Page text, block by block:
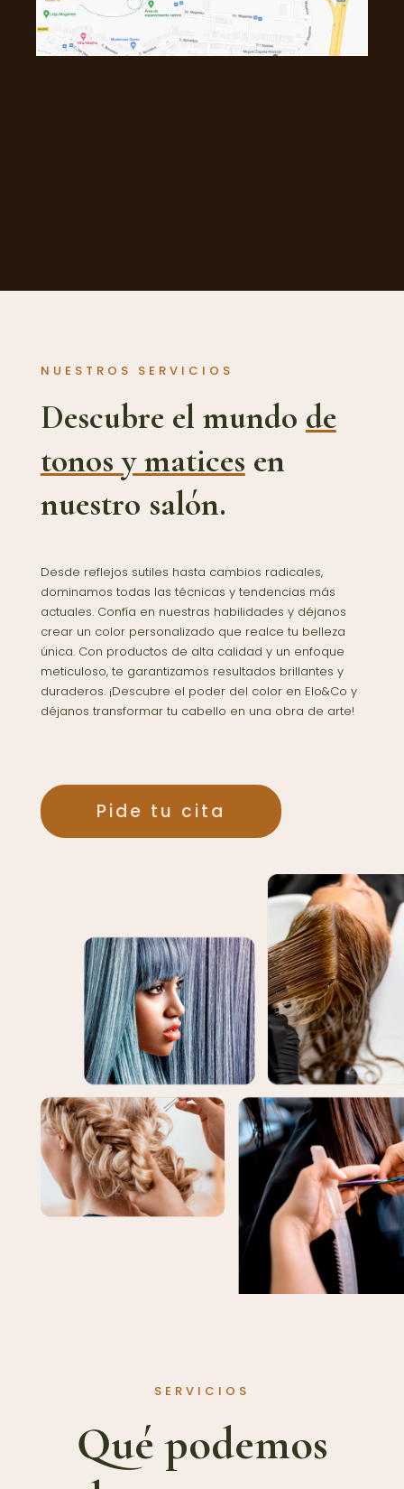
NUESTROS SERVICIOS
Descubre el mundo de
tonos y matices en
nuestro salón.
Desde reflejos sutiles hasta cambios radicales,
dominamos todas las técnicas y tendencias más
actuales. Confía en nuestras habilidades y déjanos
crear un color personalizado que realce tu belleza
única. Con productos de alta calidad y un enfoque
meticuloso, te garantizamos resultados brillantes y
duraderos. ¡Descubre el poder del color en Elo&Co y
déjanos transformar tu cabello en una obra de arte!
Pide tu cita
SERVICIOS
Qué podemos